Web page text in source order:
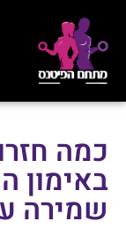
כמה
באימון
שמירה